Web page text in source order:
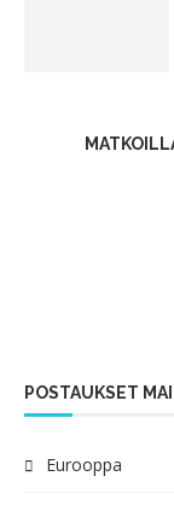
POSTAUKSET
Eurooppa